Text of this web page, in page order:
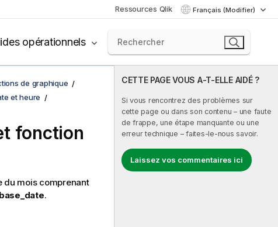
Ressources Qlik Français (Modifier)
opérationnels
CETTE PAGE VOUS A-T-ELLE AIDÉ ?
Si vous rencontrez des problèmes sur
cette page ou dans son contenu – une faute
de frappe, une étape manquante ou une
erreur technique – faites-le-nous savoir.
Laissez vos commentaires ici
de graphique
et heure
fonction
du mois comprenant
base_date.